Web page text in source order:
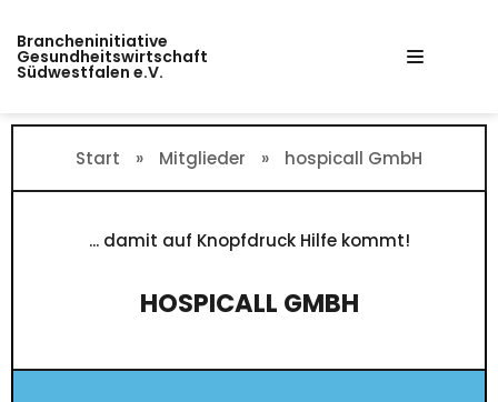
Inhalt
springen
Brancheninitiative
Gesundheitswirtschaft
Südwestfalen e.V.
Start » Mitglieder » hospicall GmbH
... damit auf Knopfdruck Hilfe kommt!
HOSPICALL GMBH